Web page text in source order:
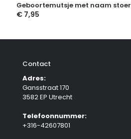
Geboortemutsje met naam stoer
€ 7,95
Contact
Adres:
Gansstraat 170
3582 EP Utrecht
Telefoonnummer:
+316-42607801